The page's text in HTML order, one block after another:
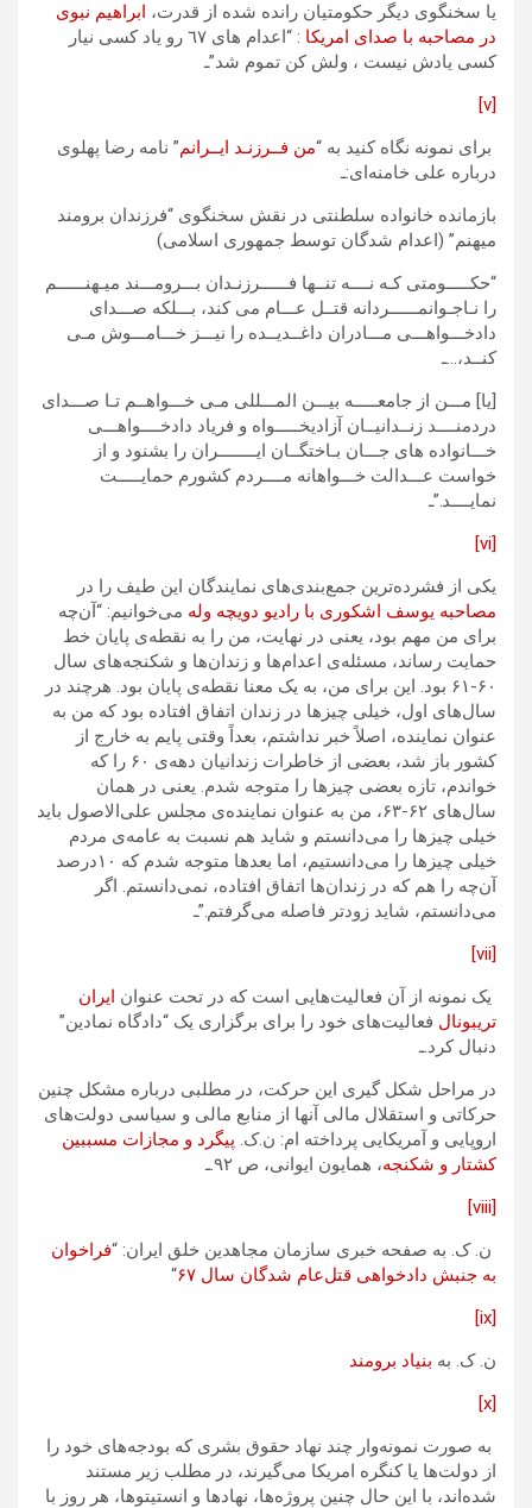
یا سخنگوی دیگر حکومتیان رانده شده از قدرت، ابراهیم نبوی
در مصاحبه با صدای امریکا
: “اعدام های ٦٧ رو یاد کسی نیار
کسی یادش نیست ، ولش کن تموم شد”ـ
[v]
برای نمونه نگاه کنید به “من فــرزنـد ایــرانم” نامه رضا پهلوی
درباره علی خامنه‌ای:ـ
بازمانده خانواده سلطنتی در نقش سخنگوی “فرزندان برومند
میهنم” (اعدام شدگان توسط جمهوری اسلامی)
“حکـــــومتی کـه نــــه تنــها فــــــرزنـدان بـــرومـــند میـهنــــــم
را نـاجـوانمــــــردانه قتــل عـــام می کند، بـــلکه صـــدای
دادخـــواهـــی مـــادران داغــدیــده را نیـــز خـــامـــوش مـی
کنــد،…ـ
[یا] مـــن از جامعـــــه بیـــن المـــللی مـی خـــواهــم تـا صـــدای
دردمنــــد زنــدانیــان آزادیخـــــواه و فریاد دادخــــواهـــی
خـــانواده های جـــان بـاختگــان ایــــــــران را بشنود و از
خواست عـــدالت خـــواهانه مــــردم کشورم حمایـــــت
نمایــــد.”ـ
[vi]
یکی از فشرده‌ترین جمع‌بندی‌های نمایندگان این طیف را در
مصاحبه یوسف اشکوری با رادیو دویچه وله می‌خوانیم: “آن‌چه
برای من مهم بود، یعنی در نهایت، من را به نقطه‌ی پایان خط
حمایت رساند، مسئله‌ی اعدام‌ها و زندان‌ها و شکنجه‌های سال
۶۰-۶۱ بود. این برای من، به یک معنا نقطه‌ی پایان بود. هرچند در
سال‌های اول، خیلی چیزها در زندان اتفاق افتاده بود که من به
عنوان نماینده، اصلاً خبر نداشتم، بعداً وقتی پایم به خارج از
کشور باز شد، بعضی از خاطرات زندانیان دهه‌ی ۶۰ را که
خواندم، تازه بعضی چیزها را متوجه شدم. یعنی در همان
سال‌های ۶۲-۶۳، من به عنوان نماینده‌ی مجلس علی‌الاصول باید
خیلی چیزها را می‌دانستم و شاید هم نسبت به عامه‌ی مردم
خیلی چیزها را می‌دانستیم، اما بعدها متوجه شدم که ۱۰درصد
آن‌چه را هم که در زندان‌ها اتفاق افتاده، نمی‌دانستم. اگر
می‌دانستم، شاید زودتر فاصله می‌گرفتم.”ـ
[vii]
یک نمونه از آن فعالیت‌هایی است که در تحت عنوان ایران
تریبونال فعالیت‌های خود را برای برگزاری یک “دادگاه نمادین”
دنبال کرد.ـ
در مراحل شکل گیری این حرکت، در مطلبی درباره مشکل چنین
حرکاتی و استقلال مالی آنها از منابع مالی و سیاسی دولت‌های
اروپایی و آمریکایی پرداخته ام: ن.ک. پیگرد و مجازات مسببین
کشتار و شکنجه، همایون ایوانی، ص ۹۲.ـ
[viii]
ن. ک. به صفحه خبری سازمان مجاهدین خلق ایران: “فراخوان
به جنبش دادخواهی قتل‌عام شدگان سال ۶۷
“
[ix]
ن. ک. به بنیاد برومند
[x]
به صورت نمونه‌وار چند نهاد حقوق بشری که بودجه‌های خود را
از دولت‌ها یا کنگره امریکا می‌گیرند، در مطلب زیر مستند
شده‌اند، با این حال چنین پروژه‌ها، نهادها و انستیتوها، هر روز با